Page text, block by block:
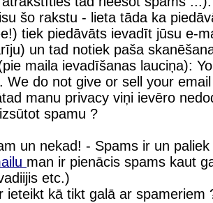
šo rakstu - lieta tāda ka
tiek piedāvāts ievadīt jūsu e-
un tad notiek paša
maila ievadīšanas lauciņa):
We do not give or sell your
manu privacy viņi ievēro
spamu ?
un nekad! - Spams ir un
man ir pienācis spams kaut
etc.)
ieteikt kā tikt galā ar spameriem